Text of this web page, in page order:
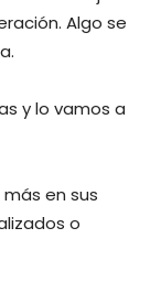
Algo se
y lo vamos a
en sus
o